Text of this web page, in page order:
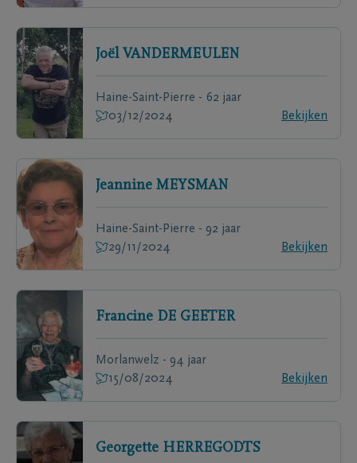
Joël VANDERMEULEN
Haine-Saint-Pierre - 62 jaar
03/12/2024
Bekijken
Jeannine MEYSMAN
Haine-Saint-Pierre - 92 jaar
29/11/2024
Bekijken
Francine DE GEETER
Morlanwelz - 94 jaar
15/08/2024
Bekijken
Georgette HERREGODTS